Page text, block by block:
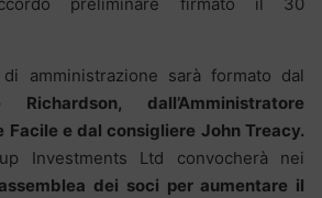
preliminare firmato il 30
amministrazione sarà formato dal
dall’Amministratore
Facile e dal consigliere John Treacy.
Investments Ltd convocherà nei
dei soci per aumentare il